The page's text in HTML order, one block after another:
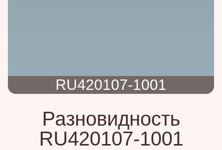
RU420107-1001
Разновидность
RU420107-1001